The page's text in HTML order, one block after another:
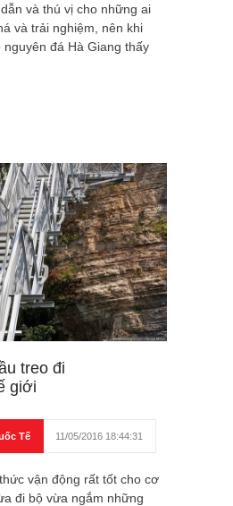
và thú vị cho những ai
và trải nghiệm, nên khi
đá Hà Giang thấy
treo đi
giới
Tế 11/05/2016 18:44:31
vận động rất tốt cho cơ
đi bộ vừa ngắm những